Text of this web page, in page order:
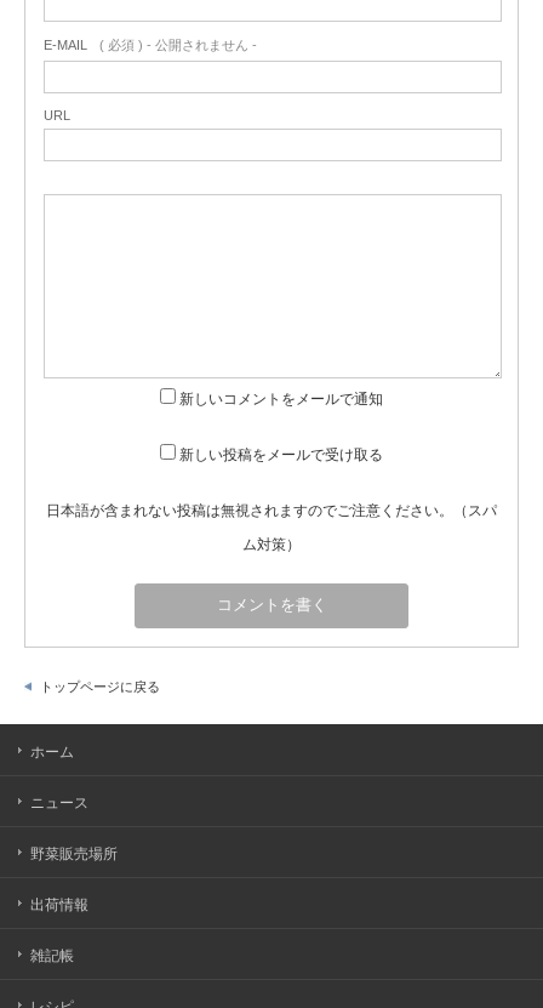
E-MAIL ( 必須 ) - 公開されません -
URL
新しいコメントをメールで通知
新しい投稿をメールで受け取る
日本語が含まれない投稿は無視されますのでご注意ください。（スパ
ム対策）
トップページに戻る
ホーム
ニュース
野菜販売場所
出荷情報
雑記帳